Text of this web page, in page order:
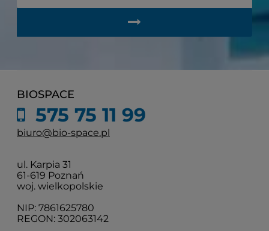
BIOSPACE
575 75 11 99
biuro@bio-space.pl
ul. Karpia 31
61-619 Poznań
woj. wielkopolskie
NIP: 7861625780
REGON: 302063142